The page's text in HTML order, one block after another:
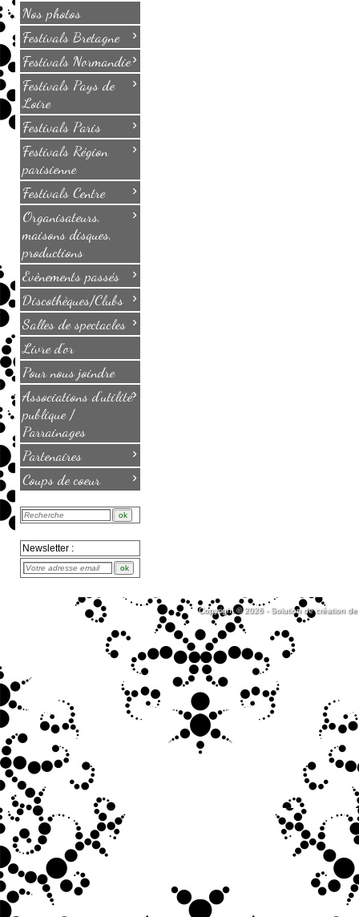
Nos photos
Festivals Bretagne
›
Festivals Normandie›
Festivals Pays de
Loire
›
Festivals Paris ›
Festivals Région
parisienne
›
Festivals Centre ›
Organisateurs,
maisons disques,
productions
›
Evènements passés ›
Discothèques/Clubs ›
Salles de spectacles ›
Livre d'or
Pour nous joindre
Associations d'utilité
publique /
Parrainages
›
Partenaires ›
Coups de coeur ›
Newsletter :
Copyright © 2026 - Solution de création